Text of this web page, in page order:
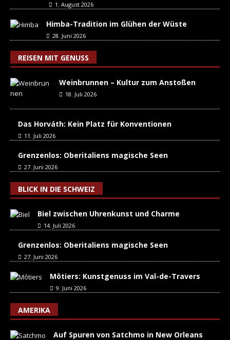
1. August 2026
Himba-Tradition im Glühen der Wüste
28. Juni 2026
REISEN MIT GENUSS
Weinbrunnen – Kultur zum Anstoßen
18. Juli 2026
Das Horváth: Kein Platz für Konventionen
11. Juli 2026
Grenzenlos: Oberitaliens magische Seen
27. Juni 2026
BLICK IN DIE SCHWEIZ
Biel zwischen Uhrenkunst und Charme
14. Juli 2026
Grenzenlos: Oberitaliens magische Seen
27. Juni 2026
Môtiers: Kunstgenuss im Val-de-Travers
9. Juni 2026
AMERIKA
Auf Spuren von Satchmo in New Orleans